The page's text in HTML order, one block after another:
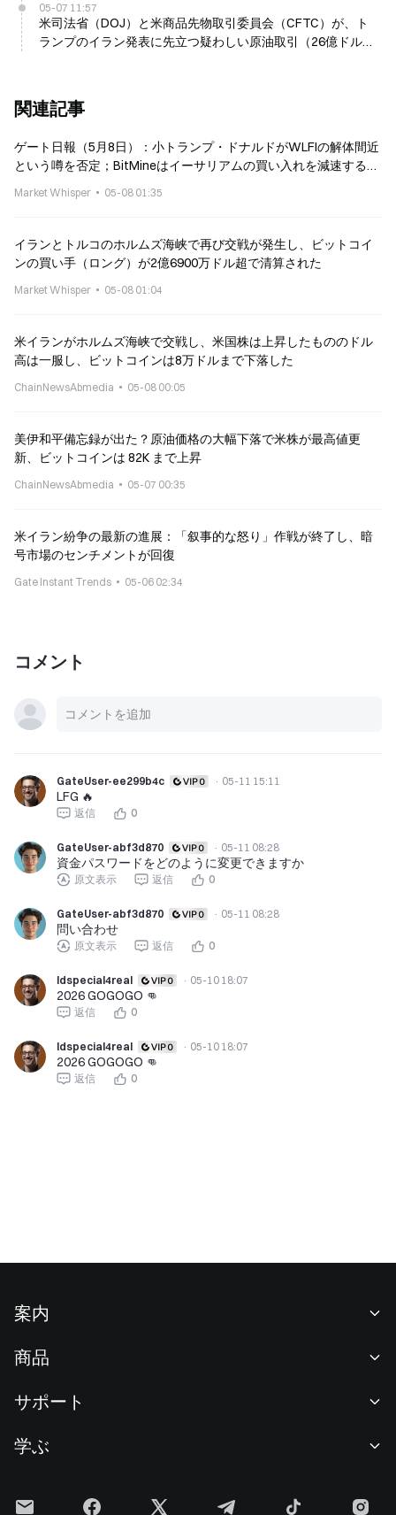
05-07 11:57
米司法省（DOJ）と米商品先物取引委員会（CFTC）が、ト
ランプのイラン発表に先立つ疑わしい原油取引（26億ドル）
関連記事
ゲート日報（5月8日）：小トランプ・ドナルドがWLFIの解体間近
という噂を否定；BitMineはイーサリアムの買い入れを減速すると
Market Whisper 05-08 01:35
イランとトルコのホルムズ海峡で再び交戦が発生し、ビットコイ
ンの買い手（ロング）が2億6900万ドル超で清算された
Market Whisper 05-08 01:04
米イランがホルムズ海峡で交戦し、米国株は上昇したもののドル
高は一服し、ビットコインは8万ドルまで下落した
ChainNewsAbmedia 05-08 00:05
美伊和平備忘録が出た？原油価格の大幅下落で米株が最高値更
新、ビットコインは 82K まで上昇
ChainNewsAbmedia 05-07 00:35
米イラン紛争の最新の進展：「叙事的な怒り」作戦が終了し、暗
号市場のセンチメントが回復
Gate Instant Trends 05-06 02:34
コメント
GateUser-ee299b4c · 05-11 15:11
LFG 🔥
返信 0
GateUser-abf3d870 · 05-11 08:28
資金パスワードをどのように変更できますか
原文表示 返信 0
GateUser-abf3d870 · 05-11 08:28
問い合わせ
原文表示 返信 0
Idspecial4real · 05-10 18:07
2026 GOGOGO 👊
返信 0
Idspecial4real · 05-10 18:07
2026 GOGOGO 👊
返信 0
案内
ニュースルーム
F1 Oracle Red Bull Racing 公式スポンサー
商品
現物取引
投資センター
サポート
学ぶ
Gateニュース